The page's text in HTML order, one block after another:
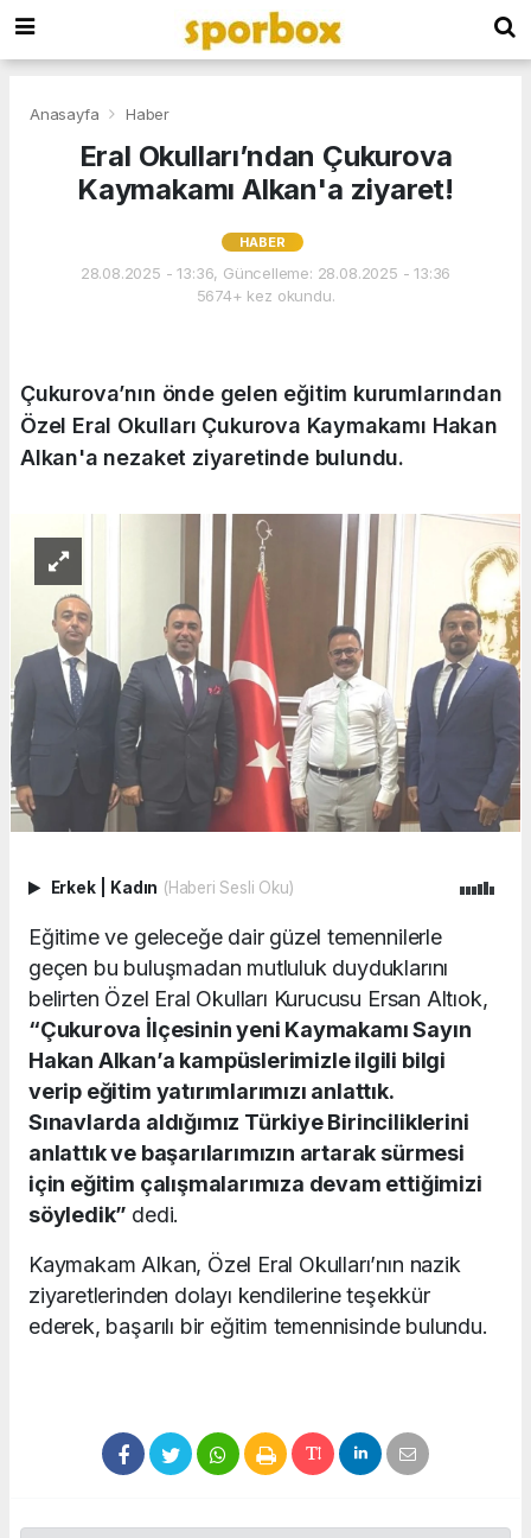
Anasayfa Haber
Eral Okulları’ndan Çukurova
Kaymakamı Alkan'a ziyaret!
HABER
28.08.2025 - 13:36, Güncelleme: 28.08.2025 - 13:36
5674+ kez okundu.
Çukurova’nın önde gelen eğitim kurumlarından
Özel Eral Okulları Çukurova Kaymakamı Hakan
Alkan'a nezaket ziyaretinde bulundu.
Erkek Kadın (Haberi Sesli Oku)
Eğitime ve geleceğe dair güzel temennilerle
geçen bu buluşmadan mutluluk duyduklarını
belirten Özel Eral Okulları Kurucusu Ersan Altıok,
“Çukurova İlçesinin yeni Kaymakamı Sayın
Hakan Alkan’a kampüslerimizle ilgili bilgi
verip eğitim yatırımlarımızı anlattık.
Sınavlarda aldığımız Türkiye Birinciliklerini
anlattık ve başarılarımızın artarak sürmesi
için eğitim çalışmalarımıza devam ettiğimizi
söyledik” dedi.
Kaymakam Alkan, Özel Eral Okulları’nın nazik
ziyaretlerinden dolayı kendilerine teşekkür
ederek, başarılı bir eğitim temennisinde bulundu.